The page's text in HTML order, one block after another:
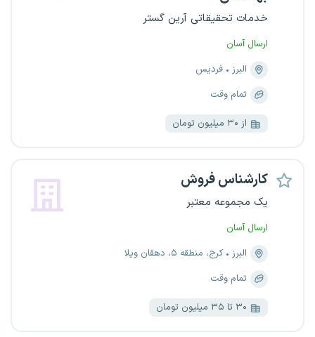
خدمات تحقیقاتی آرین گستر
ارسال آسان
البرز
فردیس
تمام وقت
از ۳۰ میلیون تومان
کارشناس فروش
یک مجموعه معتبر
ارسال آسان
البرز
کرج، منطقه ۵، دهقان ویلا
تمام وقت
۳۰ تا ۳۵ میلیون تومان